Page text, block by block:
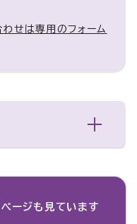
せは専用のフォーム
ージも見ています